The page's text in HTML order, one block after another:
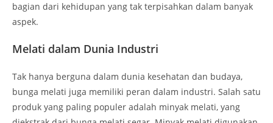
bagian dari kehidupan yang tak terpisahkan dalam banyak
aspek.
Melati dalam Dunia Industri
Tak hanya berguna dalam dunia kesehatan dan budaya,
bunga melati juga memiliki peran dalam industri. Salah satu
produk yang paling populer adalah minyak melati, yang